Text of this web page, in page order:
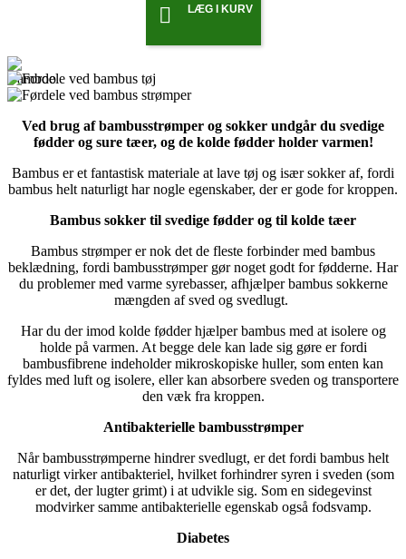
 LÆG I KURV
Ved brug af bambusstrømper og sokker undgår du svedige
fødder og sure tæer, og de kolde fødder holder varmen!
Bambus er et fantastisk materiale at lave tøj og især sokker af, fordi
bambus helt naturligt har nogle egenskaber, der er gode for kroppen.
Bambus sokker til svedige fødder og til kolde tæer
Bambus strømper er nok det de fleste forbinder med bambus
beklædning, fordi bambusstrømper gør noget godt for fødderne. Har
du problemer med varme syrebasser, afhjælper bambus sokkerne
mængden af sved og svedlugt.
Har du der imod kolde fødder hjælper bambus med at isolere og
holde på varmen. At begge dele kan lade sig gøre er fordi
bambusfibrene indeholder mikroskopiske huller, som enten kan
fyldes med luft og isolere, eller kan absorbere sveden og transportere
den væk fra kroppen.
Antibakterielle bambusstrømper
Når bambusstrømperne hindrer svedlugt, er det fordi bambus helt
naturligt virker antibakteriel, hvilket forhindrer syren i sveden (som
er det, der lugter grimt) i at udvikle sig. Som en sidegevinst
modvirker samme antibakterielle egenskab også fodsvamp.
Diabetes